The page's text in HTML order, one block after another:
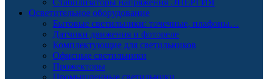
Стабилизаторы напряжения ЭНЕРГИЯ
Осветительное оборудование
Бытовые светильники: точечные, плафоны…
Датчики движения и фотореле
Комплектующие для светильников
Офисные светильники
Прожекторы
Промышленные светильники